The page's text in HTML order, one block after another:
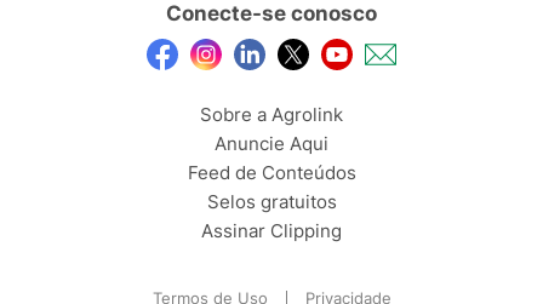
Conecte-se conosco
Sobre a Agrolink
Anuncie Aqui
Feed de Conteúdos
Selos gratuitos
Assinar Clipping
Termos de Uso Privacidade